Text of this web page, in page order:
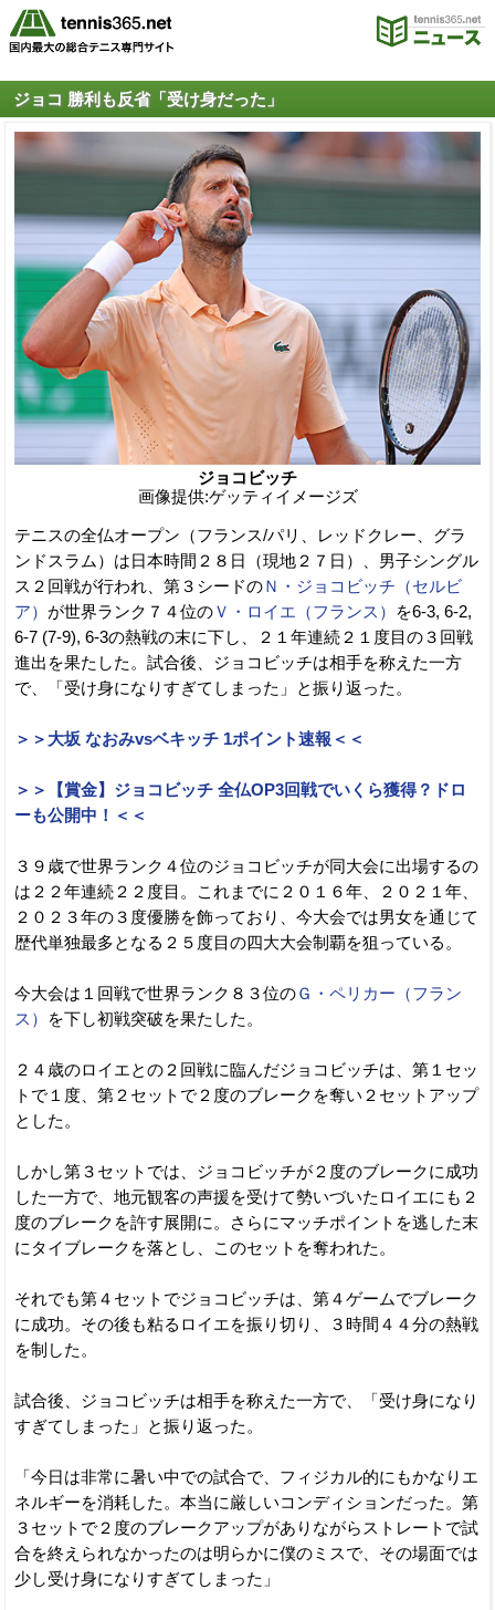
ジョコ 勝利も反省「受け身だった」
ジョコビッチ
画像提供:ゲッティイメージズ
テニスの全仏オープン（フランス/パリ、レッドクレー、グラ
ンドスラム）は日本時間２８日（現地２７日）、男子シングル
ス２回戦が行われ、第３シードのＮ・ジョコビッチ（セルビ
ア） が世界ランク７４位のＶ・ロイエ（フランス）
を6-3, 6-2,
6-7 (7-9), 6-3の熱戦の末に下し、２１年連続２１度目の３回戦
進出を果たした。試合後、ジョコビッチは相手を称えた一方
で、「受け身になりすぎてしまった」と振り返った。
＞＞大坂 なおみvsベキッチ 1ポイント速報＜＜
＞＞【賞金】ジョコビッチ 全仏OP3回戦でいくら獲得？ドロ
ーも公開中！＜＜
３９歳で世界ランク４位のジョコビッチが同大会に出場するの
は２２年連続２２度目。これまでに２０１６年、２０２１年、
２０２３年の３度優勝を飾っており、今大会では男女を通じて
歴代単独最多となる２５度目の四大大会制覇を狙っている。
今大会は１回戦で世界ランク８３位のＧ・ペリカー（フラン
ス）
を下し初戦突破を果たした。
２４歳のロイエとの２回戦に臨んだジョコビッチは、第１セッ
トで１度、第２セットで２度のブレークを奪い２セットアップ
とした。
しかし第３セットでは、ジョコビッチが２度のブレークに成功
した一方で、地元観客の声援を受けて勢いづいたロイエにも２
度のブレークを許す展開に。さらにマッチポイントを逃した末
にタイブレークを落とし、このセットを奪われた。
それでも第４セットでジョコビッチは、第４ゲームでブレーク
に成功。その後も粘るロイエを振り切り、３時間４４分の熱戦
を制した。
試合後、ジョコビッチは相手を称えた一方で、「受け身になり
すぎてしまった」と振り返った。
「今日は非常に暑い中での試合で、フィジカル的にもかなりエ
ネルギーを消耗した。本当に厳しいコンディションだった。第
３セットで２度のブレークアップがありながらストレートで試
合を終えられなかったのは明らかに僕のミスで、その場面では
少し受け身になりすぎてしまった」